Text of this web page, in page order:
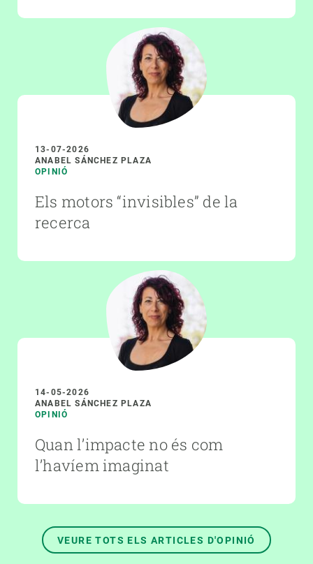
13-07-2026
ANABEL SÁNCHEZ PLAZA
OPINIÓ
Els motors “invisibles” de la
recerca
14-05-2026
ANABEL SÁNCHEZ PLAZA
OPINIÓ
Quan l’impacte no és com
l’havíem imaginat
VEURE TOTS ELS ARTICLES D'OPINIÓ